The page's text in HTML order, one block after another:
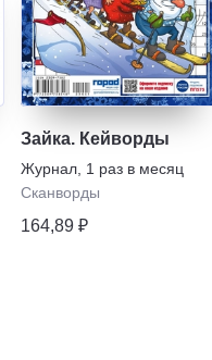
Зайка. Кейворды
Журнал 1 раз в месяц
Сканворды
164,89 ₽